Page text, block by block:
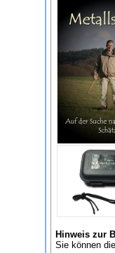
Hinweis zur
Sie können